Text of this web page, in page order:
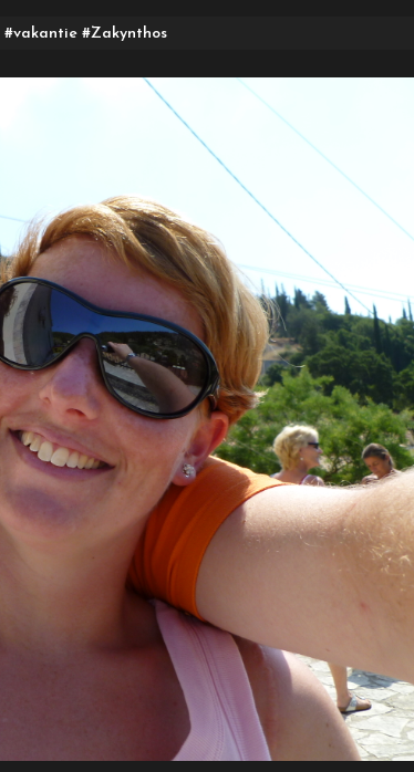
#vakantie #Zakynthos